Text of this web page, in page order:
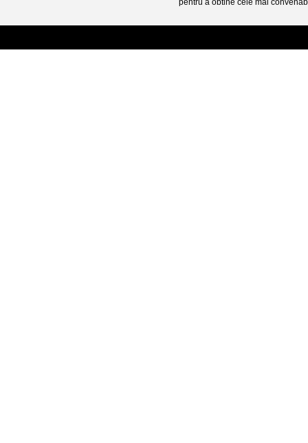
pentru a obtine cele mai